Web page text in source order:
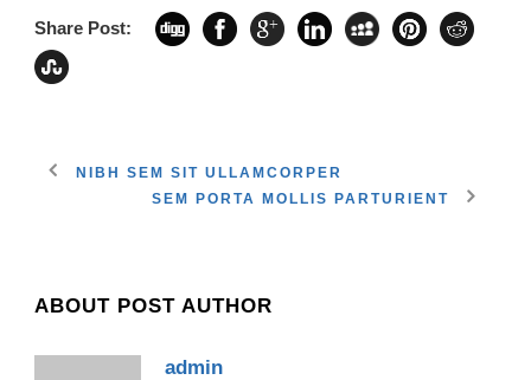
Share Post:
NIBH SEM SIT ULLAMCORPER
SEM PORTA MOLLIS PARTURIENT
ABOUT POST AUTHOR
admin